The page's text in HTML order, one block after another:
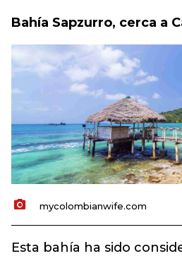
Bahía Sapzurro, cerca a
mycolombianwife.com
Esta bahía ha sido